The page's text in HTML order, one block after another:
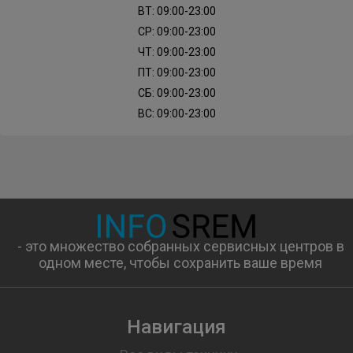
ВТ: 09:00-23:00
СР: 09:00-23:00
ЧТ: 09:00-23:00
ПТ: 09:00-23:00
СБ: 09:00-23:00
ВС: 09:00-23:00
- это множество собранных сервисных центров в
одном месте, чтобы сохранить ваше время
Навигация